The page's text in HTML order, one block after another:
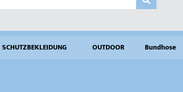
SCHUTZBEKLEIDUNG OUTDOOR Bundhose